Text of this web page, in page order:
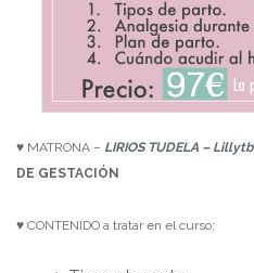
♥ MATRONA – LIRIOS TUDELA – Lillytb
DE GESTACIÓN
♥ CONTENIDO a tratar en el curso: